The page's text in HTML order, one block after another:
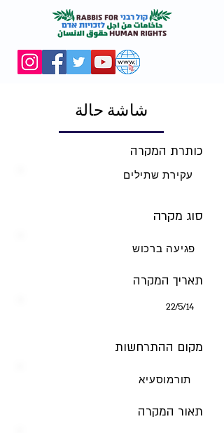
شاشة حالة
כותרת המקרה
עקירת שתילים
סוג מקרה
פגיעה ברכוש
תאריך המקרה
14‏/5‏/22
מקום ההתרחשות
תורמוסעיא
תאור המקרה